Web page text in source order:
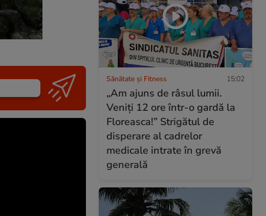
Sănătate și Fitness 15:02
„Am ajuns de râsul lumii.
Veniți 12 ore într-o gardă la
Floreasca!” Strigătul de
disperare al cadrelor
medicale intrate în grevă
generală